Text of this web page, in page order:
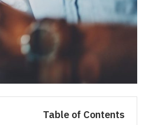
Table of Contents